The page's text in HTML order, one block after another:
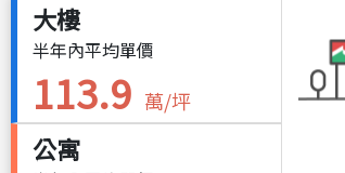
大樓
半年內平均單價
113.9 萬/坪
公寓